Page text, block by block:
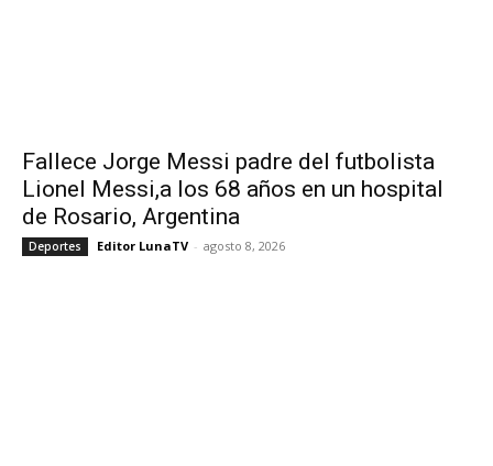
Fallece Jorge Messi padre del futbolista
Lionel Messi,a los 68 años en un hospital
de Rosario, Argentina
Deportes Editor LunaTV - agosto 8, 2026